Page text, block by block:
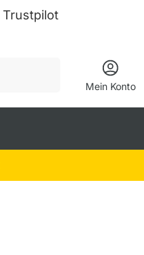
Trustpilot
Mein Konto